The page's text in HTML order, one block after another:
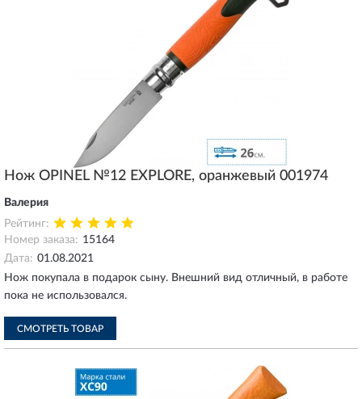
Нож OPINEL №12 EXPLORE, оранжевый 001974
Валерия
Рейтинг:
Номер заказа: 15164
Дата: 01.08.2021
Нож покупала в подарок сыну. Внешний вид отличный, в работе
пока не использовался.
СМОТРЕТЬ ТОВАР